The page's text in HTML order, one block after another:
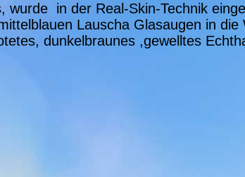
wurde in der Real-Skin-Technik
Lauscha Glasaugen in die
dunkelbraunes ,gewelltes